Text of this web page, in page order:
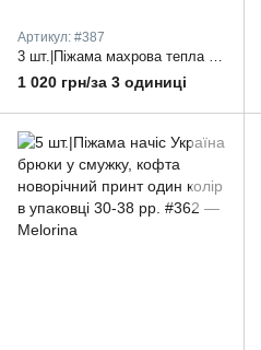
Артикул: #387
1 020 грн/за 3 одиниці